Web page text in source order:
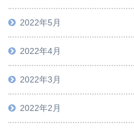
2022年5月
2022年4月
2022年3月
2022年2月